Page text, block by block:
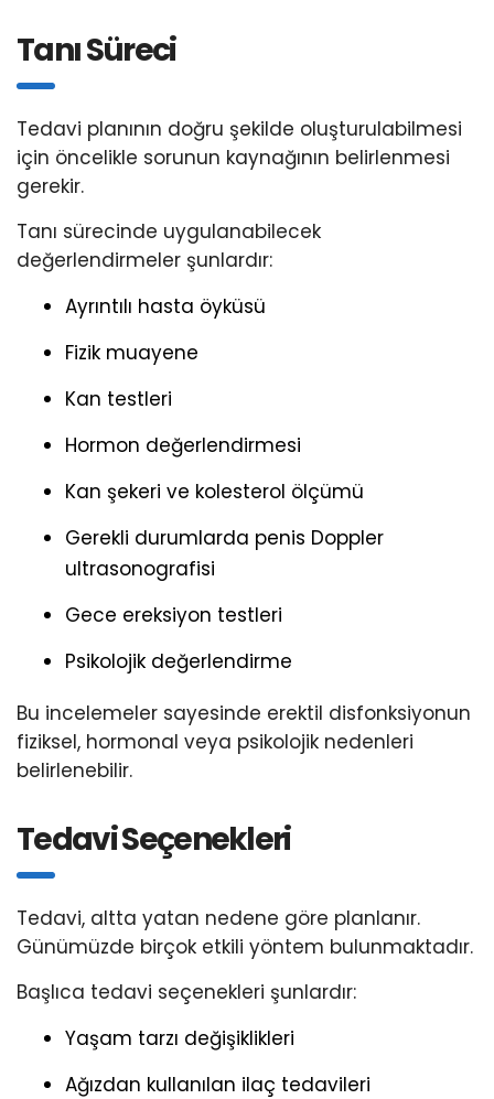
Tanı Süreci
Tedavi planının doğru şekilde oluşturulabilmesi
için öncelikle sorunun kaynağının belirlenmesi
gerekir.
Tanı sürecinde uygulanabilecek
değerlendirmeler şunlardır:
Ayrıntılı hasta öyküsü
Fizik muayene
Kan testleri
Hormon değerlendirmesi
Kan şekeri ve kolesterol ölçümü
Gerekli durumlarda penis Doppler
ultrasonografisi
Gece ereksiyon testleri
Psikolojik değerlendirme
Bu incelemeler sayesinde erektil disfonksiyonun
fiziksel, hormonal veya psikolojik nedenleri
belirlenebilir.
Tedavi Seçenekleri
Tedavi, altta yatan nedene göre planlanır.
Günümüzde birçok etkili yöntem bulunmaktadır.
Başlıca tedavi seçenekleri şunlardır:
Yaşam tarzı değişiklikleri
Ağızdan kullanılan ilaç tedavileri